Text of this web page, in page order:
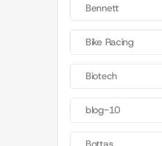
Bennett
Bike Racing
Biotech
blog-10